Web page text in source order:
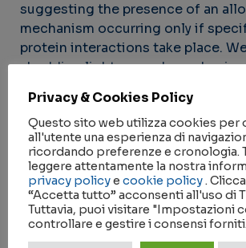
suggesting the presence of an
mechanism occurring only if
protein interactions take place.
shedding light on such
SARS-CoV-2 antiviral activity.
Convenzioni
Privacy & Cookies Policy
Questo sito web utilizza cookies per
all'utente una esperienza di
ricordando preferenze e cronologia.
leggere attentamente la nostra
privacy policye cookie policy .
“Accetta tutto” acconsenti all'uso di
Tuttavia, puoi visitare "Impostazioni
controllare e gestire i consensi forniti.